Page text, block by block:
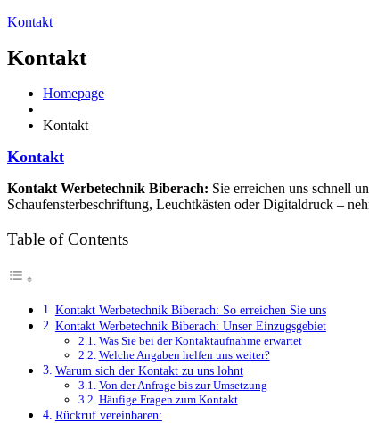
Kontakt
Kontakt
Homepage
Kontakt
Kontakt
Kontakt Werbetechnik Biberach: Sie erreichen uns schnell
Schaufensterbeschriftung, Leuchtkästen oder Digitaldruck –
Table of Contents
Kontakt Werbetechnik Biberach: So erreichen Sie uns
Kontakt Werbetechnik Biberach: Unser Einzugsgebiet
Was Sie bei der Kontaktaufnahme erwartet
Welche Angaben helfen uns weiter?
Warum sich der Kontakt zu uns lohnt
Von der Anfrage bis zur Umsetzung
Häufige Fragen zum Kontakt
Rückruf vereinbaren: